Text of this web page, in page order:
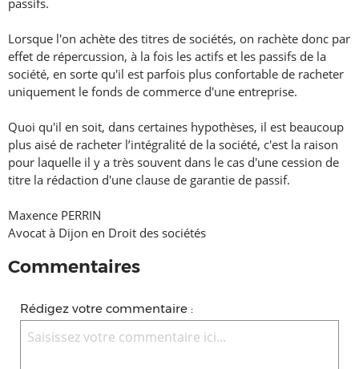
passifs.
Lorsque l'on achète des titres de sociétés, on rachète donc par
effet de répercussion, à la fois les actifs et les passifs de la
société, en sorte qu'il est parfois plus confortable de racheter
uniquement le fonds de commerce d'une entreprise.
Quoi qu'il en soit, dans certaines hypothèses, il est beaucoup
plus aisé de racheter l’intégralité de la société, c'est la raison
pour laquelle il y a très souvent dans le cas d'une cession de
titre la rédaction d'une clause de garantie de passif.
Maxence PERRIN
Avocat à Dijon en Droit des sociétés
Commentaires
Rédigez votre commentaire :